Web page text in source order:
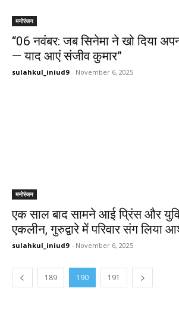
मनोरंजन
“06 नवंबर: जब सिनेमा ने खो दिया
— याद आएं संजीव कुमार”
sulahkul_iniud9 - November 6, 2025
मनोरंजन
एक साल बाद सामने आई प्रिंस और
एकलीन, गुरुद्वारे में परिवार संग लिया
sulahkul_iniud9 - November 6, 2025
189 190 191